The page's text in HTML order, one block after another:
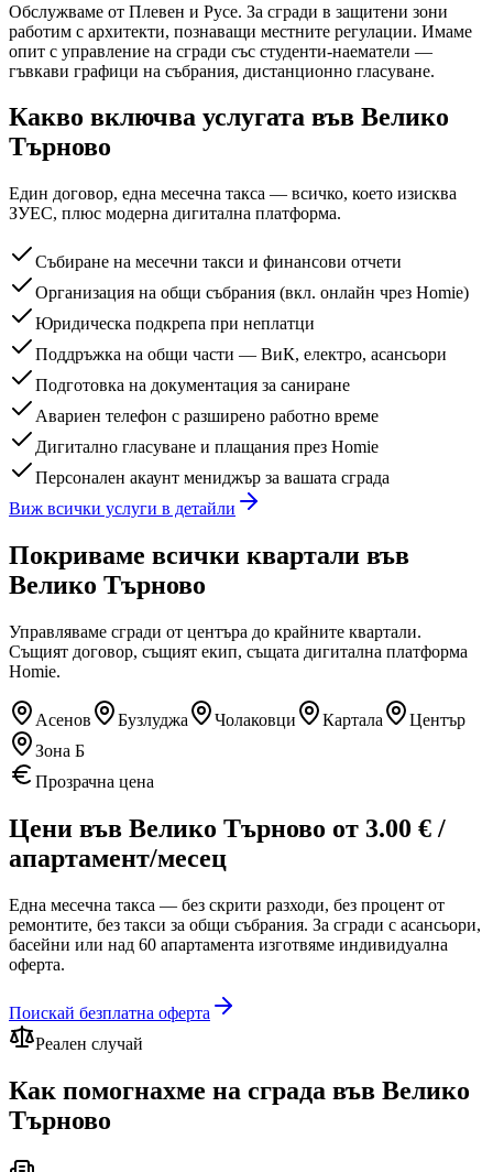
Обслужваме от Плевен и Русе. За сгради в защитени зони
работим с архитекти, познаващи местните регулации. Имаме
опит с управление на сгради със студенти-наематели —
гъвкави графици на събрания, дистанционно гласуване.
Какво включва услугата във Велико
Търново
Един договор, една месечна такса — всичко, което изисква
ЗУЕС, плюс модерна дигитална платформа.
Събиране на месечни такси и финансови отчети
Организация на общи събрания (вкл. онлайн чрез Homie)
Юридическа подкрепа при неплатци
Поддръжка на общи части — ВиК, електро, асансьори
Подготовка на документация за саниране
Авариен телефон с разширено работно време
Дигитално гласуване и плащания през Homie
Персонален акаунт мениджър за вашата сграда
Виж всички услуги в детайли
Покриваме всички квартали във
Велико Търново
Управляваме сгради от центъра до крайните квартали.
Същият договор, същият екип, същата дигитална платформа
Homie.
Асенов Бузлуджа Чолаковци Картала
Център
Зона Б
Прозрачна цена
Цени във Велико Търново от 3.00 € /
апартамент/месец
Една месечна такса — без скрити разходи, без процент от
ремонтите, без такси за общи събрания. За сгради с асансьори,
басейни или над 60 апартамента изготвяме индивидуална
оферта.
Поискай безплатна оферта
Реален случай
Как помогнахме на сграда във Велико
Търново